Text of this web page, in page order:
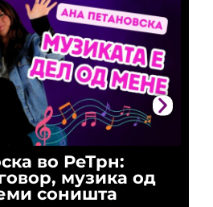
во РеТрн:
музика од
соништа